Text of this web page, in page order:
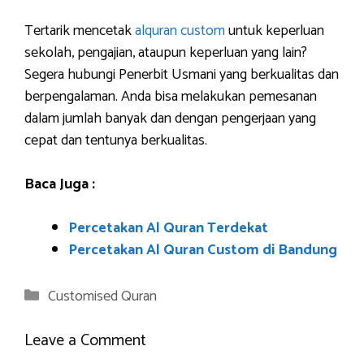
Tertarik mencetakalquran customuntuk keperluan
sekolah, pengajian, ataupun keperluan yang lain?
Segera hubungi Penerbit Usmani yang berkualitas dan
berpengalaman. Anda bisa melakukan pemesanan
dalam jumlah banyak dan dengan pengerjaan yang
cepat dan tentunya berkualitas.
Baca Juga :
Percetakan Al Quran Terdekat
Percetakan Al Quran Custom di Bandung
Categories
Customised Quran
Leave a Comment